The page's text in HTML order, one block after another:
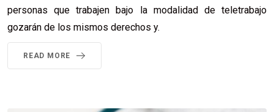
personas que trabajen bajo la modalidad de teletrabajo
gozarán de los mismos derechos y.
READ MORE